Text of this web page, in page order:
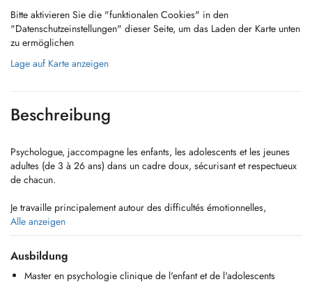
Bitte aktivieren Sie die "funktionalen Cookies" in den
"Datenschutzeinstellungen" dieser Seite, um das Laden der Karte unten
zu ermöglichen
Lage auf Karte anzeigen
Beschreibung
Psychologue, jaccompagne les enfants, les adolescents et les jeunes
adultes (de 3 à 26 ans) dans un cadre doux, sécurisant et respectueux
de chacun.
Je travaille principalement autour des difficultés émotionnelles,
comportementales, affectives, relationnelles et familiales.
Pour les enfants, la première rencontre (1h30) se déroule avec la ou
les personnes responsables de lenfant.
Merci dindiquer dans la note de réservation :
Alle anzeigen
Ausbildung
Master en psychologie clinique de l'enfant et de l'adolescents